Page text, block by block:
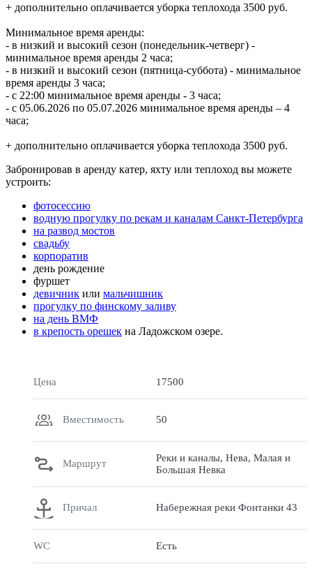
+ дополнительно оплачивается уборка теплохода 3500 руб.
Минимальное время аренды:
- в низкий и высокий сезон (понедельник-четверг) -
минимальное время аренды 2 часа;
- в низкий и высокий сезон (пятница-суббота) - минимальное
время аренды 3 часа;
- с 22:00 минимальное время аренды - 3 часа;
- с 05.06.2026 по 05.07.2026 минимальное время аренды – 4
часа;
+ дополнительно оплачивается уборка теплохода 3500 руб.
Забронировав в аренду катер, яхту или теплоход вы можете
устроить:
фотосессию
водную прогулку по рекам и каналам Санкт-Петербурга
на развод мостов
свадьбу
корпоратив
день рождение
фуршет
девичник или мальчишник
прогулку по финскому заливу
на день ВМФ
в крепость орешек на Ладожском озере.
Цена 17500
Вместимость 50
Маршрут
Реки и каналы, Нева, Малая и
Большая Невка
Причал Набережная реки Фонтанки 43
WC Есть